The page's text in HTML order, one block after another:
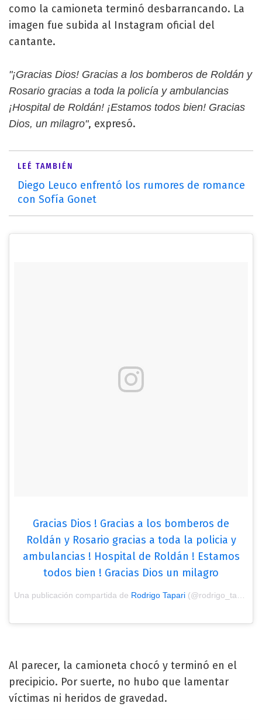
como la camioneta terminó desbarrancando. La
imagen fue subida al Instagram oficial del
cantante.
"¡Gracias Dios! Gracias a los bomberos de Roldán y
Rosario gracias a toda la policía y ambulancias
¡Hospital de Roldán! ¡Estamos todos bien! Gracias
Dios, un milagro", expresó.
LEÉ TAMBIÉN
Diego Leuco enfrentó los rumores de romance
con Sofía Gonet
Gracias Dios ! Gracias a los bomberos de
Roldán y Rosario gracias a toda la policia y
ambulancias ! Hospital de Roldán ! Estamos
todos bien ! Gracias Dios un milagro
Una publicación compartida de Rodrigo Tapari (@rodrigo_tapari_oficial) el
Al parecer, la camioneta chocó y terminó en el
precipicio. Por suerte, no hubo que lamentar
víctimas ni heridos de gravedad.